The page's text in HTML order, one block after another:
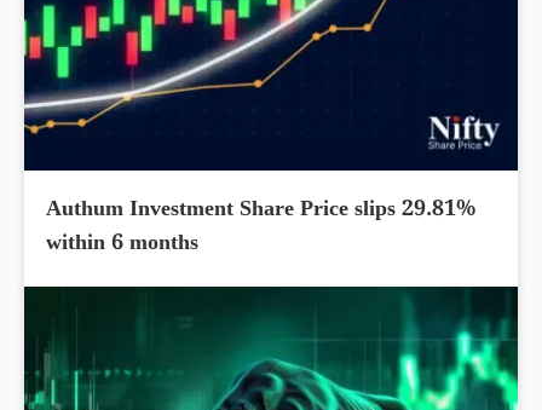
Authum Investment Share Price slips 29.81%
within 6 months